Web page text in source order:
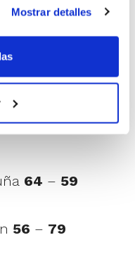
Mostrar detalles
de tots els
64 – 59
56 – 79